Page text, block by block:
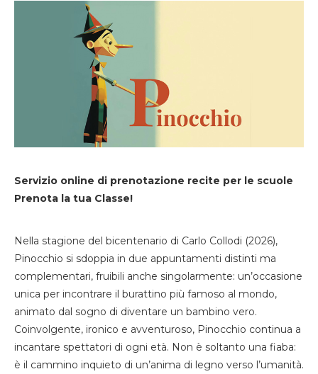
Servizio online di prenotazione recite per le scuole
Prenota la tua Classe!
Nella stagione del bicentenario di Carlo Collodi (2026),
Pinocchio si sdoppia in due appuntamenti distinti ma
complementari, fruibili anche singolarmente: un’occasione
unica per incontrare il burattino più famoso al mondo,
animato dal sogno di diventare un bambino vero.
Coinvolgente, ironico e avventuroso, Pinocchio continua a
incantare spettatori di ogni età. Non è soltanto una fiaba:
è il cammino inquieto di un’anima di legno verso l’umanità.